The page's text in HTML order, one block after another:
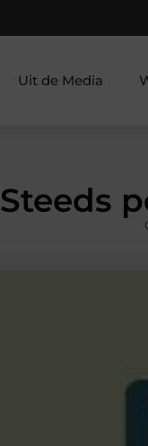
Uit de Media
Steeds